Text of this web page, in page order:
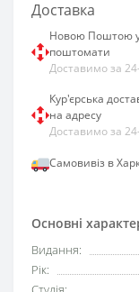
Основні
Видання:
Рік:
Доставка
Новою Поштою у
поштомати
Доставимо за
Кур'єрська
на адресу
Доставимо за
Самовивіз в